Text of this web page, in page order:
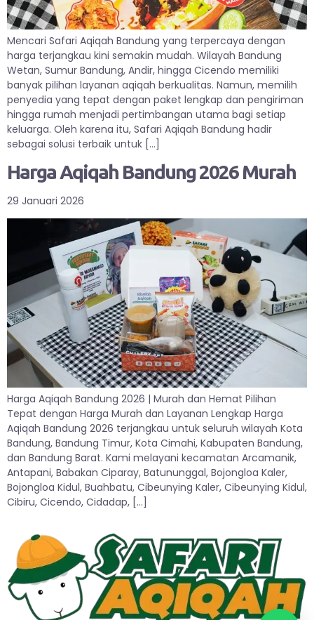
Mencari Safari Aqiqah Bandung yang terpercaya dengan
harga terjangkau kini semakin mudah. Wilayah Bandung
Wetan, Sumur Bandung, Andir, hingga Cicendo memiliki
banyak pilihan layanan aqiqah berkualitas. Namun, memilih
penyedia yang tepat dengan paket lengkap dan pengiriman
hingga rumah menjadi pertimbangan utama bagi setiap
keluarga. Oleh karena itu, Safari Aqiqah Bandung hadir
sebagai solusi terbaik untuk […]
Harga Aqiqah Bandung 2026 Murah
29 Januari 2026
Harga Aqiqah Bandung 2026 | Murah dan Hemat Pilihan
Tepat dengan Harga Murah dan Layanan Lengkap Harga
Aqiqah Bandung 2026 terjangkau untuk seluruh wilayah Kota
Bandung, Bandung Timur, Kota Cimahi, Kabupaten Bandung,
dan Bandung Barat. Kami melayani kecamatan Arcamanik,
Antapani, Babakan Ciparay, Batununggal, Bojongloa Kaler,
Bojongloa Kidul, Buahbatu, Cibeunying Kaler, Cibeunying Kidul,
Cibiru, Cicendo, Cidadap, […]